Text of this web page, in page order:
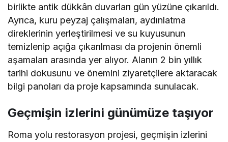
birlikte antik dükkân duvarları gün yüzüne çıkarıldı.
Ayrıca, kuru peyzaj çalışmaları, aydınlatma
direklerinin yerleştirilmesi ve su kuyusunun
temizlenip açığa çıkarılması da projenin önemli
aşamaları arasında yer alıyor. Alanın 2 bin yıllık
tarihi dokusunu ve önemini ziyaretçilere aktaracak
bilgi panoları da proje kapsamında sunulacak.
Geçmişin izlerini günümüze taşıyor
Roma yolu restorasyon projesi, geçmişin izlerini